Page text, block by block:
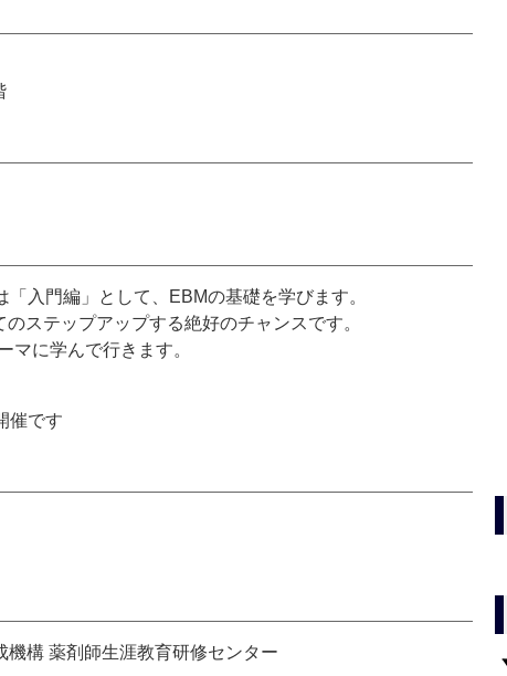
入門編」として、EBMの基礎を学びます。
ステップアップする絶好のチャンスです。
マに学んで行きます。
催です
構 薬剤師生涯教育研修センター